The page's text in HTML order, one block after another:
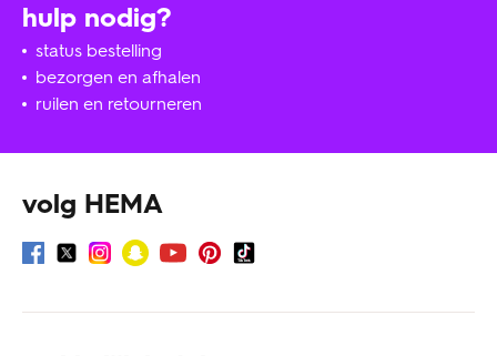
hulp nodig?
status bestelling
bezorgen en afhalen
ruilen en retourneren
volg HEMA